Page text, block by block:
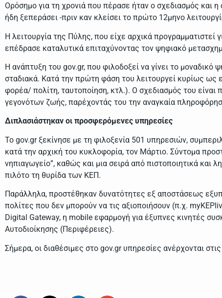
Ορόσημο για τη χρονιά που πέρασε ήταν ο σχεδιασμός και
ήδη ξεπεράσει -πριν καν κλείσει το πρώτο 12μηνο
Η λειτουργία της Πύλης, που είχε αρχικά
επέδρασε καταλυτικά επιταχύνοντας τον ψηφιακό
Η ανάπτυξη του gov.gr, που φιλοδοξεί να γίνει το μοναδικό
σταδιακά. Κατά την πρώτη φάση του λειτουργεί κυρίως ως
φορέα/ πολίτη, ταυτοποίηση, κτλ.). Ο σχεδιασμός του είναι
γεγονότων ζωής, παρέχοντάς του την αναγκαία
Διπλασιάστηκαν οι προσφερόμενες υπηρεσίες
Το gov.gr ξεκίνησε με τη φιλοξενία 501 υπηρεσιών,
κατά την αρχική του κυκλοφορία, τον Μάρτιο. Σύντομα
νηπιαγωγείο”, καθώς και μια σειρά από πιστοποιητικά και
πιλότο τη θυρίδα των ΚΕΠ.
Παράλληλα, προστέθηκαν δυνατότητες εξ αποστάσεως
πολίτες που δεν μπορούν να τις αξιοποιήσουν (π.χ.
Digital Gateway, η mobile εφαρμογή για έξυπνες κινητές
Αυτοδιοίκησης (Περιφέρειες).
Σήμερα, οι διαθέσιμες στο gov.gr υπηρεσίες ανέρχονται